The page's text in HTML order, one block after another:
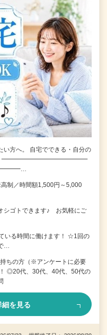
い方へ。 自宅でできる・自分の
し！ ━━━━━━━━━━━━━━
制／時間額1,500円～5,000
シゴトできます♪ お気軽にご
いる時間に働けます！ ☆1回の
…
ちの方（※アンケートに必要
◎20代、30代、40代、50代の
細を見る